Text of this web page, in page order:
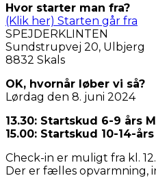
Hvor starter man fra?
(Klik her) Starten går fra
SPEJDERKLINTEN
Sundstrupvej 20, Ulbjerg
8832 Skals
OK, hvornår løber vi så?
Lørdag den 8. juni 2024
13.30: Startskud 6-9 års
15.00: Startskud 10-14-
Check-in er muligt fra kl.
Der er fælles opvarmning,